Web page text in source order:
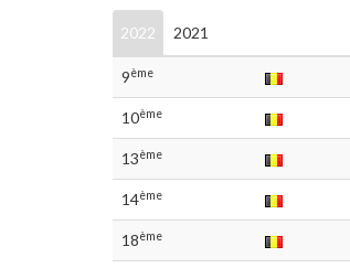
2022 2021
9ème
10ème
13ème
14ème
18ème